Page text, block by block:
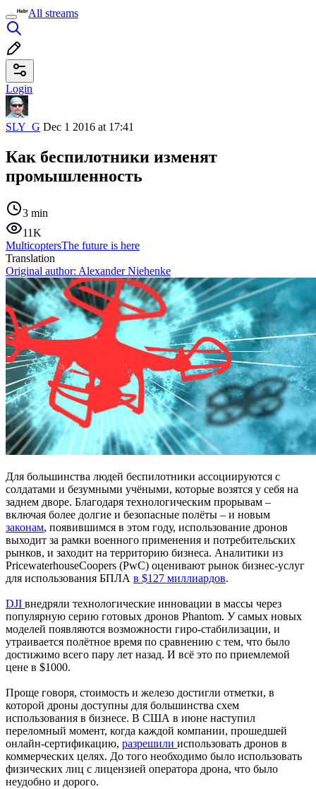
All streams
Login
SLY_G Dec 1 2016 at 17:41
Как беспилотники изменят
промышленность
3 min
11K
MulticoptersThe future is here
Translation
Original author: Alexander Niehenke
Для большинства людей беспилотники ассоциируются с
солдатами и безумными учёными, которые возятся у себя на
заднем дворе. Благодаря технологическим прорывам –
включая более долгие и безопасные полёты – и новым
законам, появившимся в этом году, использование дронов
выходит за рамки военного применения и потребительских
рынков, и заходит на территорию бизнеса. Аналитики из
PricewaterhouseCoopers (PwC) оценивают рынок бизнес-услуг
для использования БПЛА в $127 миллиардов.
DJI внедряли технологические инновации в массы через
популярную серию готовых дронов Phantom. У самых новых
моделей появляются возможности гиро-стабилизации, и
утраивается полётное время по сравнению с тем, что было
достижимо всего пару лет назад. И всё это по приемлемой
цене в $1000.
Проще говоря, стоимость и железо достигли отметки, в
которой дроны доступны для большинства схем
использования в бизнесе. В США в июне наступил
переломный момент, когда каждой компании, прошедшей
онлайн-сертификацию, разрешили использовать дронов в
коммерческих целях. До того необходимо было использовать
физических лиц с лицензией оператора дрона, что было
неудобно и дорого.